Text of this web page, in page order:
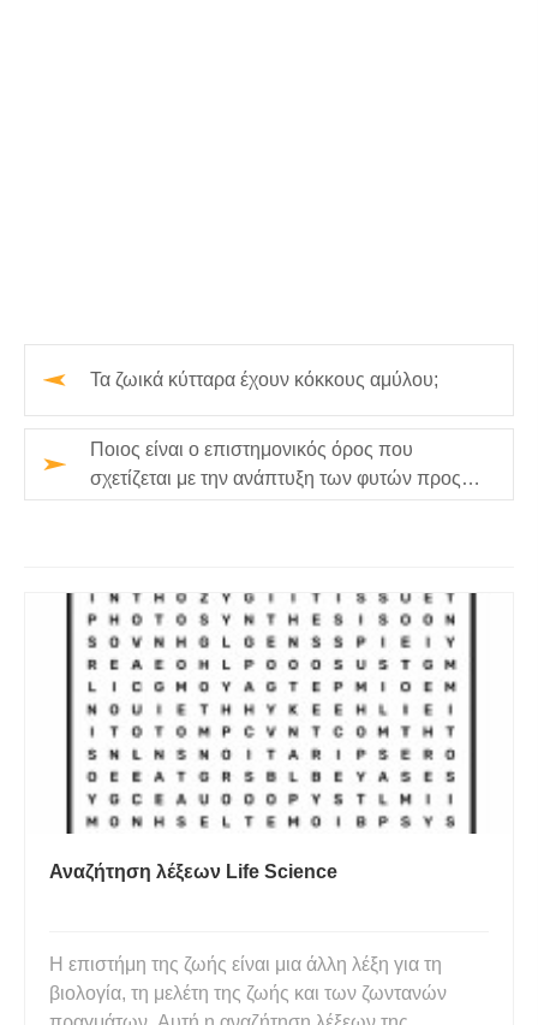
Τα ζωικά κύτταρα έχουν κόκκους αμύλου;
Ποιος είναι ο επιστημονικός όρος που
σχετίζεται με την ανάπτυξη των φυτών προς ή
μακριά από ένα ερέθισμα;
Αναζήτηση λέξεων Life Science
Η επιστήμη της ζωής είναι μια άλλη λέξη για τη
βιολογία, τη μελέτη της ζωής και των ζωντανών